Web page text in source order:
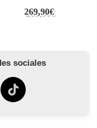
269,90€
sociales